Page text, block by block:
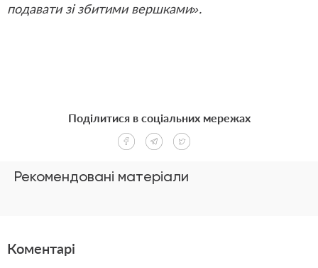
подавати зі збитими вершками».
Рекомендовані матеріали
Поділитися в соціальних мережах
Коментарі